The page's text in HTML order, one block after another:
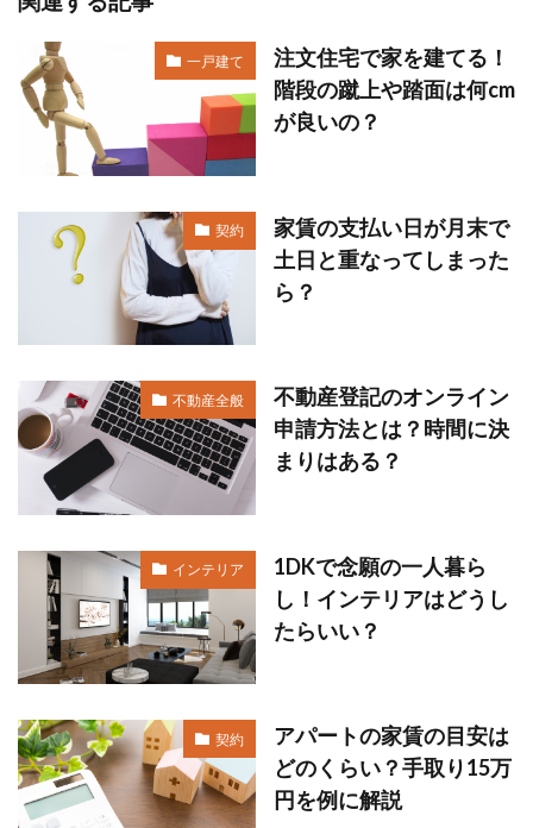
一戸建て
注文住宅で家を建てる！
階段の蹴上や踏面は何cm
が良いの？
契約
家賃の支払い日が月末で
土日と重なってしまった
ら？
不動産全般
不動産登記のオンライン
申請方法とは？時間に決
まりはある？
インテリア
1DKで念願の一人暮ら
し！インテリアはどうし
たらいい？
契約
アパートの家賃の目安は
どのくらい？手取り15万
円を例に解説